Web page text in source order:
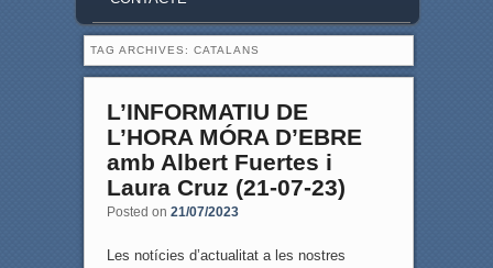
TAG ARCHIVES: CATALANS
L’INFORMATIU DE
L’HORA MÓRA D’EBRE
amb Albert Fuertes i
Laura Cruz (21-07-23)
Posted on 21/07/2023
Les notícies d’actualitat a les nostres